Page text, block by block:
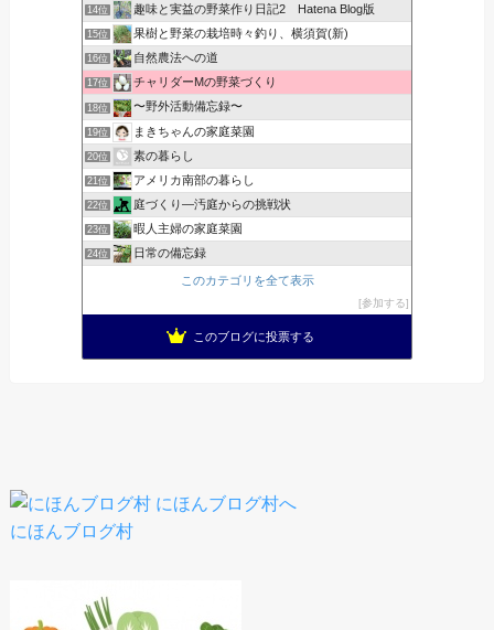
14位 趣味と実益の野菜作り日記2 Hatena Blog版
15位 果樹と野菜の栽培時々釣り、横須賀(新)
16位 自然農法への道
17位 チャリダーMの野菜づくり
18位 〜野外活動備忘録〜
19位 まきちゃんの家庭菜園
20位 素の暮らし
21位 アメリカ南部の暮らし
22位 庭づくり―汚庭からの挑戦状
23位 暇人主婦の家庭菜園
24位 日常の備忘録
このカテゴリを全て表示
参加する
このブログに投票する
にほんブログ村